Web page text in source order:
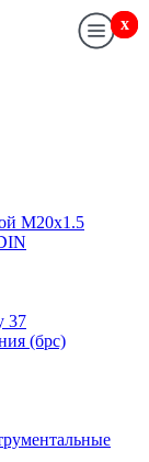
M20x1.5
37
(брс)
x
x